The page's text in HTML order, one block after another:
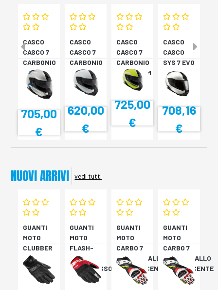
CASCO
CASCO 7
CARBONIO
PRIME PK
10
705,00
€
CASCO
CASCO 7
CARBONIO
LIGHT BI
PK 10
620,00
€
CASCO
CASCO 7
CARBONIO
SPECTRUM
PK 10
725,00
€
CASCO
CASCO
SYS 7 EVO
CARBON
EC PK 10
708,16
€
NUOVI ARRIVI vedi tutti
GUANTI
MOTO
CLUBBER
GLOVE
NERO
GUANTI
MOTO
FLASH-
KP
NERO/ROSSO
GUANTI
MOTO
CARBO 7
ROSSO/GIALLO
FLUORESCENTE
GUANTI
MOTO
CARBO 7
ROSSO/GIALLO
FLUORESCENTE